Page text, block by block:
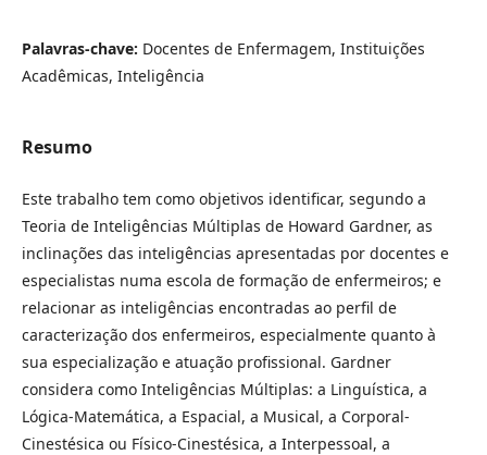
Palavras-chave: Docentes de Enfermagem, Instituições
Acadêmicas, Inteligência
Resumo
Este trabalho tem como objetivos identificar, segundo a
Teoria de Inteligências Múltiplas de Howard Gardner, as
inclinações das inteligências apresentadas por docentes e
especialistas numa escola de formação de enfermeiros; e
relacionar as inteligências encontradas ao perfil de
caracterização dos enfermeiros, especialmente quanto à
sua especialização e atuação profissional. Gardner
considera como Inteligências Múltiplas: a Linguística, a
Lógica-Matemática, a Espacial, a Musical, a Corporal-
Cinestésica ou Físico-Cinestésica, a Interpessoal, a